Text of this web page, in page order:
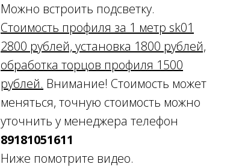
Можно встроить подсветку.
Стоимость профиля за 1 метр sk01
2800 рублей, установка 1800 рублей,
обработка торцов профиля 1500
рублей. Внимание! Стоимость может
меняться, точную стоимость можно
уточнить у менеджера телефон
89181051611
Ниже помотрите видео.